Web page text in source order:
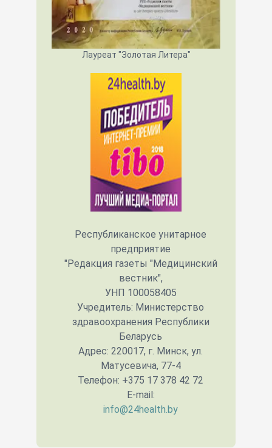
Лауреат "Золотая Литера"
Республиканское унитарное
предприятие
"Редакция газеты "Медицинский
вестник",
УНП 100058405
Учредитель: Министерство
здравоохранения Республики
Беларусь
Адрес: 220017, г. Минск, ул.
Матусевича, 77-4
Телефон: +375 17 378 42 72
E-mail:
info@24health.by